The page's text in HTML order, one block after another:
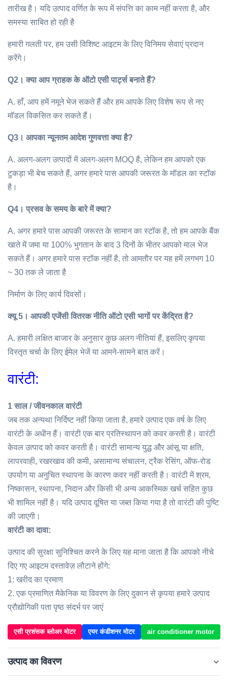
तारीख है। यदि उत्पाद वर्णित के रूप में संपत्ति का काम नहीं करता है, और
समस्या साबित हो रही है
हमारी गलती पर, हम उसी विशिष्ट आइटम के लिए विनिमय सेवाएं प्रदान
करेंगे।
Q2। क्या आप ग्राहक के ऑटो एसी पार्ट्स बनाते हैं?
A. हाँ, आप हमें नमूने भेज सकते हैं और हम आपके लिए विशेष रूप से नए
मॉडल विकसित कर सकते हैं।
Q3। आपका न्यूनतम आदेश गुणवत्ता क्या है?
A. अलग-अलग उत्पादों में अलग-अलग MOQ है, लेकिन हम आपको एक
टुकड़ा भी बेच सकते हैं, अगर हमारे पास आपकी जरूरत के मॉडल का स्टॉक
है।
Q4। प्रसव के समय के बारे में क्या?
A. अगर हमारे पास आपकी जरूरत के सामान का स्टॉक है, तो हम आपके बैंक
खाते में जमा या 100% भुगतान के बाद 3 दिनों के भीतर आपको माल भेज
सकते हैं। अगर हमारे पास स्टॉक नहीं है, तो आमतौर पर यह हमें लगभग 10
~ 30 तक ले जाता है
निर्माण के लिए कार्य दिवसों।
क्यू 5। आपकी एजेंसी वितरक नीति ऑटो एसी भागों पर केंद्रित है?
A. हमारी लक्षित बाजार के अनुसार कुछ अलग नीतियां हैं, इसलिए कृपया
विस्तृत चर्चा के लिए ईमेल भेजें या आमने-सामने बात करें।
वारंटी:
1 साल / जीवनकाल वारंटी
जब तक अन्यथा निर्दिष्ट नहीं किया जाता है, हमारे उत्पाद एक वर्ष के लिए
वारंटी के अधीन हैं। वारंटी एक बार प्रतिस्थापन को कवर करती है। वारंटी
केवल उत्पाद को कवर करती है। वारंटी सामान्य युद्ध और आंसू या क्षति,
लापरवाही, रखरखाव की कमी, असामान्य संचालन, ट्रैक रेसिंग, ऑफ-रोड
उपयोग या अनुचित स्थापना के कारण कवर नहीं करती है। वारंटी में श्रम,
निष्कासन, स्थापना, निदान और किसी भी अन्य आकस्मिक खर्च सहित कुछ
भी शामिल नहीं है। यदि उत्पाद दूषित या जब्त किया गया है तो वारंटी की पुष्टि
की जाएगी।
वारंटी का दावा:
उत्पाद की सुरक्षा सुनिश्चित करने के लिए यह माना जाता है कि आपको नीचे
दिए गए आइटम दस्तावेज़ लौटाने होंगे:
1: खरीद का प्रमाण
2. एक प्रमाणित मैकेनिक या विवरण के लिए दुकान से कृपया हमारे उत्पाद
प्रौद्योगिकी पता पृष्ठ संदर्भ पर जाएं
एसी प्रशंसक ब्लोअर मोटर एयर कंडीशनर मोटर air conditioner motor
उत्पाद का विवरण